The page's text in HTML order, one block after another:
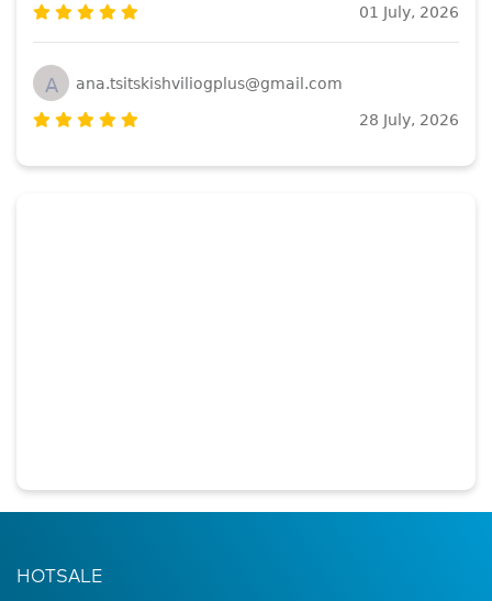
01 July, 2026
A ana.tsitskishviliogplus@gmail.com
28 July, 2026
HOTSALE